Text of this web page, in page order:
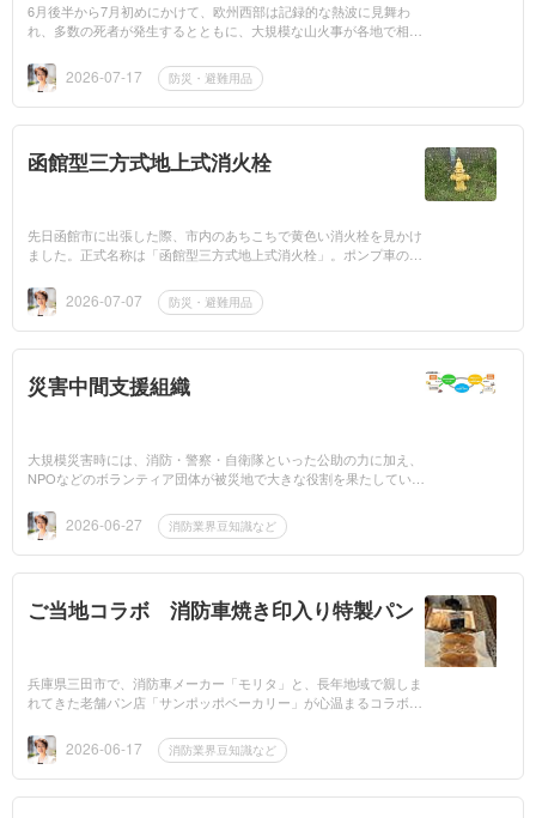
6月後半から7月初めにかけて、欧州西部は記録的な熱波に見舞わ
れ、多数の死者が発生するとともに、大規模な山火事が各地で相次
ど、例年以上の...
2026-07-17 防災・避難用品
函館型三方式地上式消火栓
先日函館市に出張した際、市内のあちこちで黄色い消火栓を見かけ
ました。正式名称は「函館型三方式地上式消火栓」。ポンプ車のホ
の放水が可能で...
2026-07-07 防災・避難用品
災害中間支援組織
大規模災害時には、消防・警察・自衛隊といった公助の力に加え、
NPOなどのボランティア団体が被災地で大きな役割を果たしていま
「災害中間支援組...
2026-06-27 消防業界豆知識など
ご当地コラボ 消防車焼き印入り特製パン
兵庫県三田市で、消防車メーカー「モリタ」と、長年地域で親しま
れてきた老舗パン店「サンポッポベーカリー」が心温まるコラボを
ww.iwamotos...
2026-06-17 消防業界豆知識など